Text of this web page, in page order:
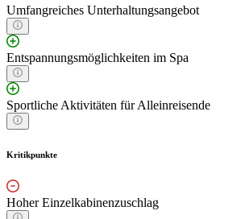
Umfangreiches Unterhaltungsangebot
Entspannungsmöglichkeiten im Spa
Sportliche Aktivitäten für Alleinreisende
Kritikpunkte
Hoher Einzelkabinenzuschlag